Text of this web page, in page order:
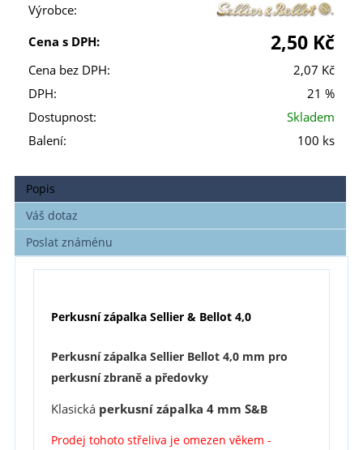
Výrobce:
Cena s DPH:
2,50 Kč
Cena bez DPH:
2,07 Kč
DPH:
21 %
Dostupnost:
Skladem
Balení:
100 ks
Popis
Váš dotaz
Poslat známénu
Perkusní zápalka Sellier & Bellot 4,0
Perkusní zápalka Sellier Bellot 4,0 mm pro
perkusní zbraně a předovky
Klasická perkusní zápalka 4 mm S&B
Prodej tohoto střeliva je omezen věkem -